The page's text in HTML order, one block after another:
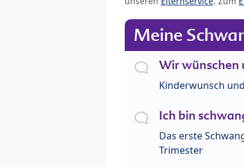
Meine
Wir wünschen
Kinderwunsch
Ich bin
Das erste
Trimester